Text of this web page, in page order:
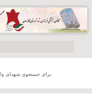
برای جستجوی شهدای